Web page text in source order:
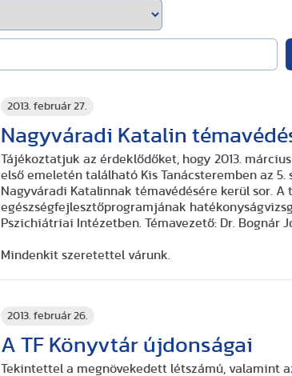
2013. február 27.
Nagyváradi Katalin
Tájékoztatjuk az érdeklődőket, hogy 2013.
első emeletén található Kis Tanácsteremben az 5.
Nagyváradi Katalinnak témavédésére kerül sor. A
egészségfejlesztőprogramjának
Pszichiátriai Intézetben. Témavezető: Dr. Bognár
Mindenkit szeretettel várunk.
2013. február 26.
A TF Könyvtár újdonságai
Tekintettel a megnövekedett létszámú, valamint